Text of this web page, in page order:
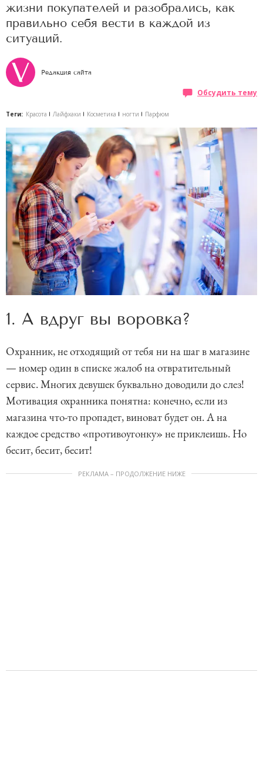
жизни покупателей и разобрались, как
правильно себя вести в каждой из
ситуаций.
Редакция сайта
Обсудить тему
Теги: Красота Лайфхаки Косметика ногти Парфюм
1. А вдруг вы воровка?
Охранник, не отходящий от тебя ни на шаг в магазине
— номер один в списке жалоб на отвратительный
сервис. Многих девушек буквально доводили до слез!
Мотивация охранника понятна: конечно, если из
магазина что-то пропадет, виноват будет он. А на
каждое средство «противоугонку» не приклеишь. Но
бесит, бесит, бесит!
РЕКЛАМА – ПРОДОЛЖЕНИЕ НИЖЕ